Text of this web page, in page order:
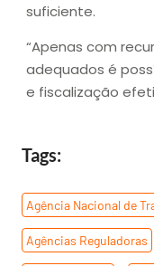
suficiente.
“Apenas com
adequados é
e fiscalização
Tags:
Agência Nacional de
Agências Reguladoras